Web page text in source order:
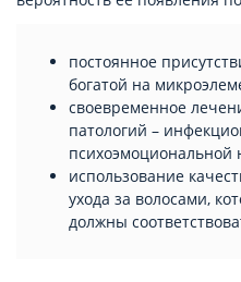
постоянное
богатой на
своевременное
патологий –
психоэмоциональной
использование
ухода за волосами,
должны